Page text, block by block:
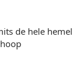
de hele hemel